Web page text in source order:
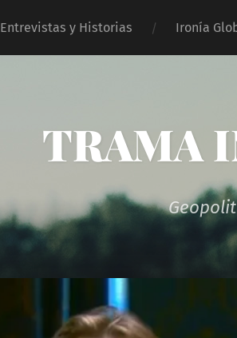
Entrevistas y Historias Ironía
TRAMA